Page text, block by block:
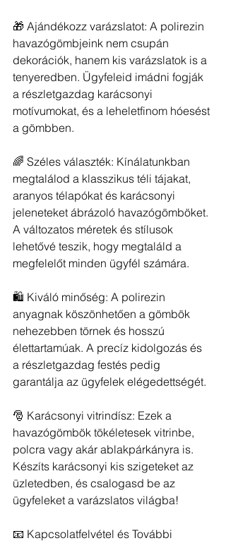
🎁 Ajándékozz varázslatot: A polirezin
havazógömbjeink nem csupán
dekorációk, hanem kis varázslatok is a
tenyeredben. Ügyfeleid imádni fogják
a részletgazdag karácsonyi
motívumokat, és a leheletfinom hóesést
a gömbben.
🌈 Széles választék: Kínálatunkban
megtalálod a klasszikus téli tájakat,
aranyos télapókat és karácsonyi
jeleneteket ábrázoló havazógömböket.
A változatos méretek és stílusok
lehetővé teszik, hogy megtaláld a
megfelelőt minden ügyfél számára.
🛍️ Kiváló minőség: A polirezin
anyagnak köszönhetően a gömbök
nehezebben törnek és hosszú
élettartamúak. A precíz kidolgozás és
a részletgazdag festés pedig
garantálja az ügyfelek elégedettségét.
🎅 Karácsonyi vitrindísz: Ezek a
havazógömbök tökéletesek vitrinbe,
polcra vagy akár ablakpárkányra is.
Készíts karácsonyi kis szigeteket az
üzletedben, és csalogasd be az
ügyfeleket a varázslatos világba!
📧 Kapcsolatfelvétel és További